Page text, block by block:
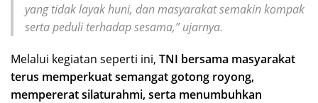
yang tidak layak huni, dan masyarakat semakin kompak
serta peduli terhadap sesama,” ujarnya.
Melalui kegiatan seperti ini, TNI bersama masyarakat
terus memperkuat semangat gotong royong,
mempererat silaturahmi, serta menumbuhkan